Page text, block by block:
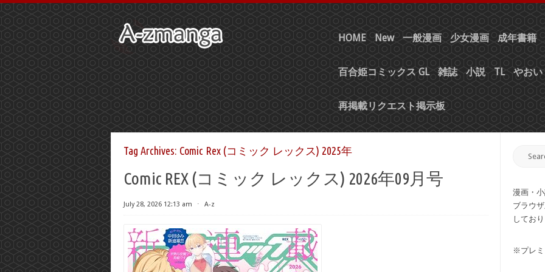
HOME New 一般漫画 少女漫画 成年書籍
百合姫コミックス GL 雑誌 小説 TL やおい
再掲載リクエスト掲示板
Tag Archives: Comic Rex (コミック レックス) 2025年
Comic REX (コミック レックス) 2026年09月号
July 28, 2026 12:13 am ⋅ A-z
漫画・
ブラウ
してお
※プレミ